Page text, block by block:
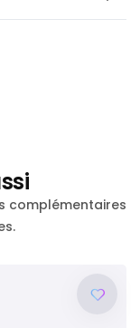
complémentaires